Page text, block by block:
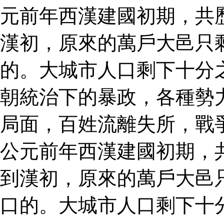
元前年西漢建國初期，
漢初，原來的萬戶大邑只
的。大城市人口剩下十
朝統治下的暴政，各種勢
局面，百姓流離失所，
公元前年西漢建國初期，
到漢初，原來的萬戶大邑
口的。大城市人口剩下